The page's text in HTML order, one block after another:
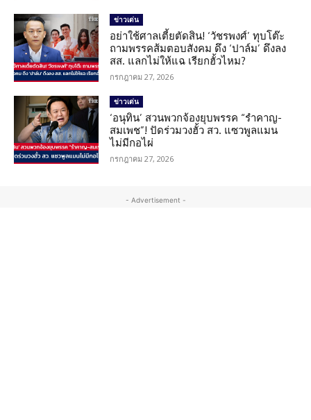
ข่าวเด่น
อย่าใช้ศาลเตี้ยตัดสิน! ‘วัชรพงศ์’ ทุบโต๊ะ
ถามพรรคส้มตอบสังคม ดึง ‘ปาล์ม’ ดึงลง
สส. แลกไม่ให้แฉ เรียกฮั้วไหม?
กรกฎาคม 27, 2026
ข่าวเด่น
‘อนุทิน’ สวนพวกจ้องยุบพรรค “รำคาญ-
สมเพช”! ปัดร่วมวงฮั้ว สว. แซวพูลแมน
ไม่มีกอไผ่
กรกฎาคม 27, 2026
- Advertisement -